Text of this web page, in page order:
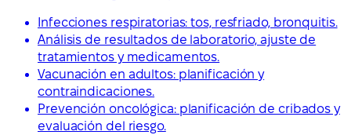
Infecciones respiratorias: tos, resfriado, bronquitis.
Análisis de resultados de laboratorio, ajuste de
tratamientos y medicamentos.
Vacunación en adultos: planificación y
contraindicaciones.
Prevención oncológica: planificación de cribados y
evaluación del riesgo.